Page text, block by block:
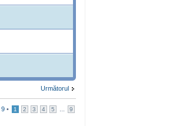
Următorul
9 • 1 2 3 4 5 9